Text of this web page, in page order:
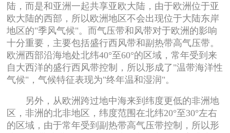
陆，而是和亚洲一起共享亚欧大陆，由于欧洲位于亚
欧大陆的西部，所以欧洲地区不会出现位于大陆东岸
地区的"季风气候"。而气压带和风带对于欧洲的影响
十分重要，主要包括盛行西风带和副热带高气压带。
欧洲西部沿海地处北纬40°至60°的区域，常年受到来
自大西洋的盛行西风带控制，所以形成了"温带海洋性
气候"，气候特征表现为"终年温和湿润"。
另外，从欧洲跨过地中海来到纬度更低的非洲地
区，非洲的北非地区，纬度范围在北纬20°至30°左右
的区域，由于常年受到副热带高气压带控制，所以形